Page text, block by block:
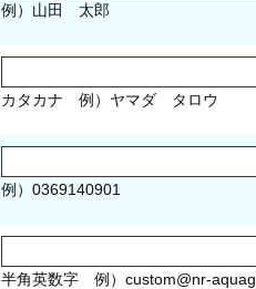
例）山田 太郎
カタカナ 例）ヤマダ タロウ
例）0369140901
半角英数字 例） custom@nr-